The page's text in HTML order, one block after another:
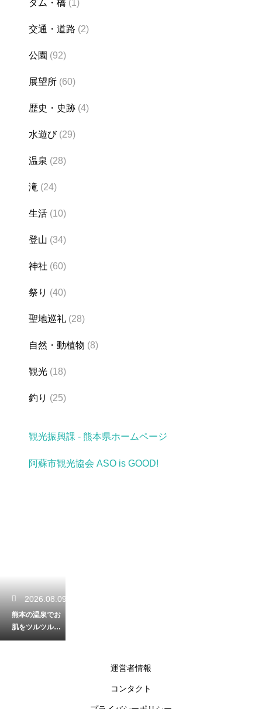
ダム・橋 (1)
交通・道路 (2)
公園 (92)
展望所 (60)
歴史・史跡 (4)
水遊び(29)
温泉 (28)
滝 (24)
生活 (10)
登山 (34)
神社 (60)
祭り (40)
聖地巡礼 (28)
自然・動植物 (8)
観光 (18)
釣り (25)
観光振興課 - 熊本県ホームページ
阿蘇市観光協会 ASO is GOOD!
2026.08.09
熊本の温泉でお
肌をツルツルに
美しく！ピリッ
運営者情報
コンタクト